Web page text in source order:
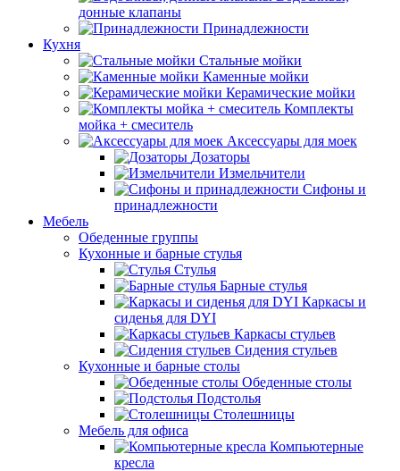
донные клапаны
Принадлежности
Кухня
Стальные мойки
Каменные мойки
Керамические мойки
Комплекты
мойка + смеситель
Аксессуары для моек
Дозаторы
Измельчители
Сифоны и
принадлежности
Мебель
Обеденные группы
Кухонные и барные стулья
Стулья
Барные стулья
Каркасы и
сиденья для DYI
Каркасы стульев
Сидения стульев
Кухонные и барные столы
Обеденные столы
Подстолья
Столешницы
Мебель для офиса
Компьютерные
кресла